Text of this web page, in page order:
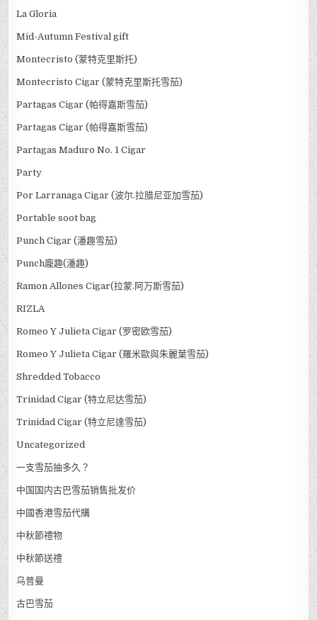
La Gloria
Mid-Autumn Festival gift
Montecristo (蒙特克里斯托)
Montecristo Cigar (蒙特克里斯托雪茄)
Partagas Cigar (帕得嘉斯雪茄)
Partagas Cigar (帕得嘉斯雪茄)
Partagas Maduro No. 1 Cigar
Party
Por Larranaga Cigar (波尔.拉腊尼亚加雪茄)
Portable soot bag
Punch Cigar (潘趣雪茄)
Punch龐趣(潘趣)
Ramon Allones Cigar(拉蒙.阿万斯雪茄)
RIZLA
Romeo Y Julieta Cigar (罗密欧雪茄)
Romeo Y Julieta Cigar (羅米歐與朱麗葉雪茄)
Shredded Tobacco
Trinidad Cigar (特立尼达雪茄)
Trinidad Cigar (特立尼達雪茄)
Uncategorized
一支雪茄抽多久？
中国国内古巴雪茄销售批发价
中國香港雪茄代購
中秋節禮物
中秋節送禮
乌普曼
古巴雪茄